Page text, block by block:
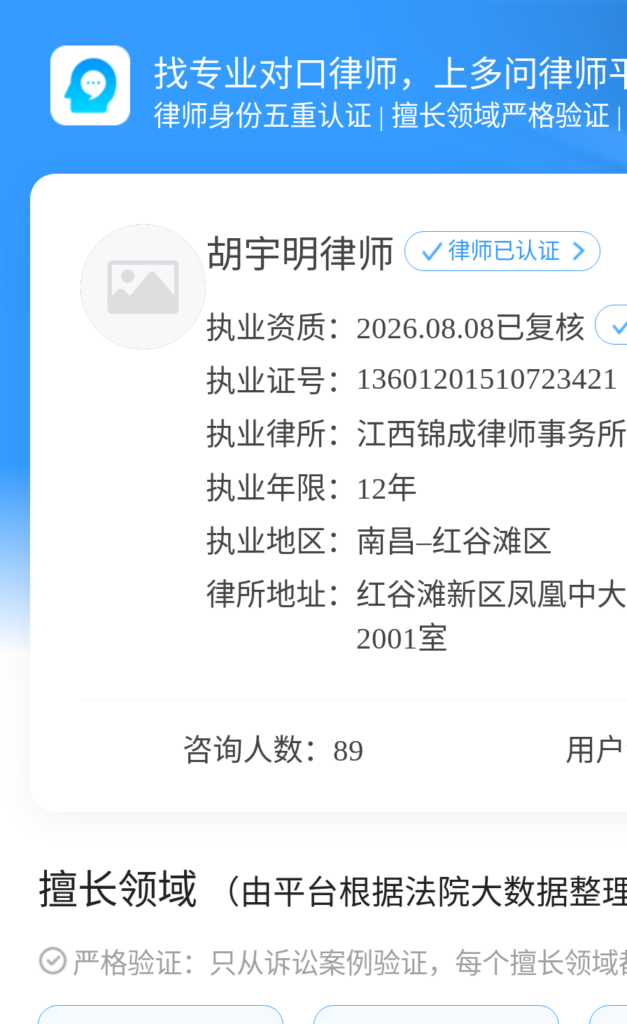
找专业对口律师，上多问律师
律师身份五重认证 | 擅长领域严格验证
胡宇明律师 律师已认证
执业资质： 2026.08.08已复核
执业证号： 13601201510723421
执业律所： 江西锦成律师事务所
执业年限： 12年
执业地区： 南昌–红谷滩区
律所地址： 红谷滩新区凤凰中
2001室
咨询人数：89 用
擅长领域 （由平台根据法院大数据整
严格验证：只从诉讼案例验证，每个擅长领